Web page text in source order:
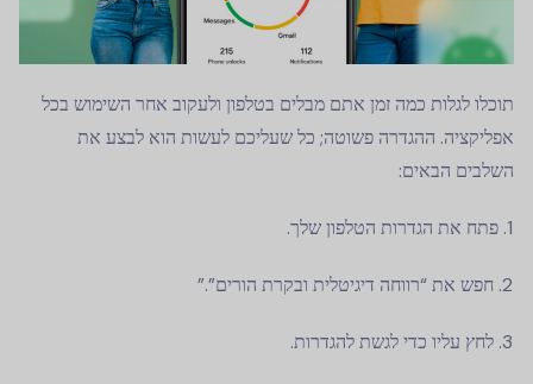
תוכלו לגלות כמה זמן אתם מבלים בטלפון ולעקוב אחר השימוש בכל
אפליקציה. ההגדרה פשוטה; כל שעליכם לעשות הוא לבצע את
השלבים הבאים:
פתח את הגדרות הטלפון שלך.
חפש את “רווחה דיגיטלית ובקרת הורים”.”
לחץ עליו כדי לגשת להגדרות.